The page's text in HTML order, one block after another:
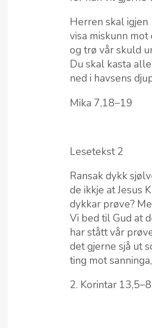
Herren skal igjen
visa miskunn mot
og trø vår skuld
Du skal kasta
ned i havsens
Mika 7,18–19
Lesetekst 2
Ransak dykk
de ikkje at Jesus
dykkar prøve?
Vi bed til Gud at
har stått vår
det gjerne sjå ut
ting mot
2. Korintar 13,5–8